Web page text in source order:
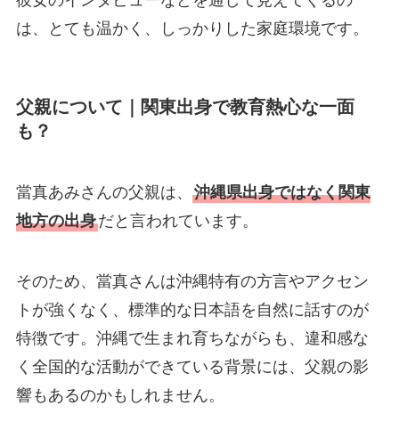
は、とても温かく、しっかりした家庭環境です。
父親について｜関東出身で教育熱心な一面
も？
當真あみさんの父親は、 沖縄県出身ではなく関東
地方の出身だと言われています。
そのため、當真さんは沖縄特有の方言やアクセン
トが強くなく、標準的な日本語を自然に話すのが
特徴です。沖縄で生まれ育ちながらも、違和感な
く全国的な活動ができている背景には、父親の影
響もあるのかもしれません。